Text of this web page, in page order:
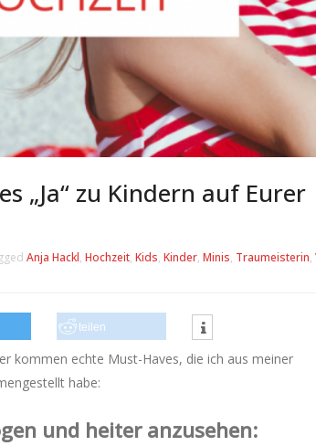
„Ja“ zu Kindern auf Eurer
Anja Hackl, Hochzeit, Kids, Kinder, Minis, Traumeisterin,
teilen
kommen echte Must-Haves, die ich aus meiner
habe:
und heiter anzusehen: